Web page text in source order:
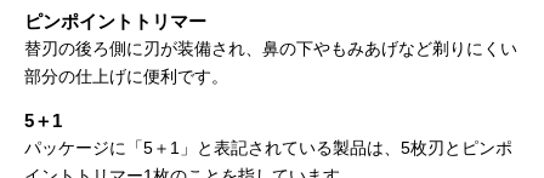
ピンポイントトリマー
替刃の後ろ側に刃が装備され、鼻の下やもみあげなど剃りにくい
部分の仕上げに便利です。
5＋1
パッケージに「5＋1」と表記されている製品は、5枚刃とピンポ